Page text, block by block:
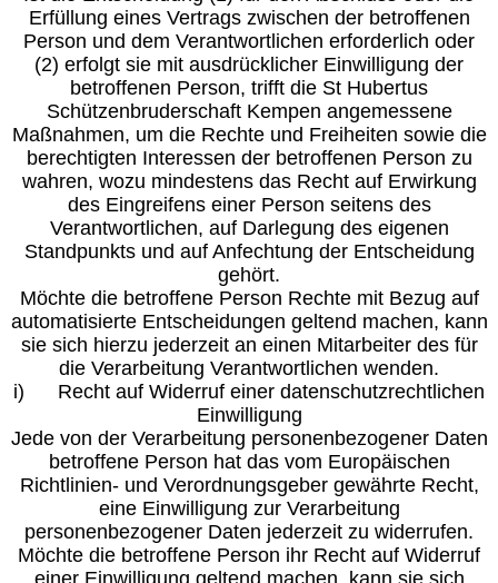
Erfüllung eines Vertrags zwischen der betroffenen
Person und dem Verantwortlichen erforderlich oder
(2) erfolgt sie mit ausdrücklicher Einwilligung der
betroffenen Person, trifft die St Hubertus
Schützenbruderschaft Kempen angemessene
Maßnahmen, um die Rechte und Freiheiten sowie die
berechtigten Interessen der betroffenen Person zu
wahren, wozu mindestens das Recht auf Erwirkung
des Eingreifens einer Person seitens des
Verantwortlichen, auf Darlegung des eigenen
Standpunkts und auf Anfechtung der Entscheidung
gehört.
Möchte die betroffene Person Rechte mit Bezug auf
automatisierte Entscheidungen geltend machen, kann
sie sich hierzu jederzeit an einen Mitarbeiter des für
die Verarbeitung Verantwortlichen wenden.
i) Recht auf Widerruf einer datenschutzrechtlichen
Einwilligung
Jede von der Verarbeitung personenbezogener Daten
betroffene Person hat das vom Europäischen
Richtlinien- und Verordnungsgeber gewährte Recht,
eine Einwilligung zur Verarbeitung
personenbezogener Daten jederzeit zu widerrufen.
Möchte die betroffene Person ihr Recht auf Widerruf
einer Einwilligung geltend machen, kann sie sich